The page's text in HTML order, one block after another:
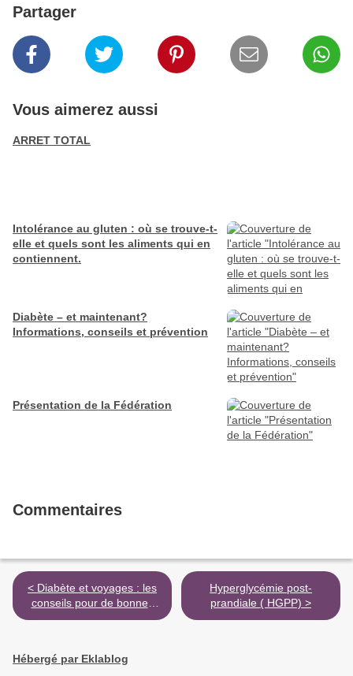
Partager
Vous aimerez aussi
ARRET TOTAL
Intolérance au gluten : où se trouve-t-
elle et quels sont les aliments qui en
contiennent.
Diabète – et maintenant?
Informations, conseils et prévention
Présentation de la Fédération
Commentaires
< Diabète et voyages : les
conseils pour de bonnes
vacances
Hyperglycémie post-
prandiale ( HGPP) >
Hébergé par Eklablog